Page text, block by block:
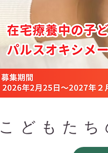
こどもた